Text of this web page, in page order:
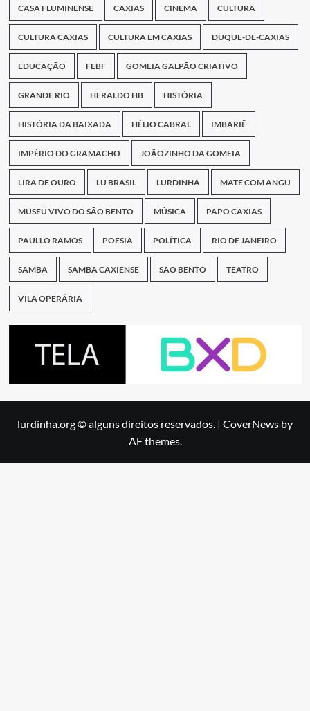
CASA FLUMINENSE CAXIAS CINEMA CULTURA
CULTURA CAXIAS CULTURA EM CAXIAS DUQUE-DE-CAXIAS
EDUCAÇÃO FEBF GOMEIA GALPÃO CRIATIVO
GRANDE RIO HERALDO HB HISTÓRIA
HISTÓRIA DA BAIXADA HÉLIO CABRAL IMBARIÊ
IMPÉRIO DO GRAMACHO JOÃOZINHO DA GOMEIA
LIRA DE OURO LU BRASIL LURDINHA MATE COM ANGU
MUSEU VIVO DO SÃO BENTO MÚSICA PAPO CAXIAS
PAULLO RAMOS POESIA POLÍTICA RIO DE JANEIRO
SAMBA SAMBA CAXIENSE SÃO BENTO TEATRO
VILA OPERÁRIA
lurdinha.org © alguns direitos reservados. | CoverNews by
AF themes.